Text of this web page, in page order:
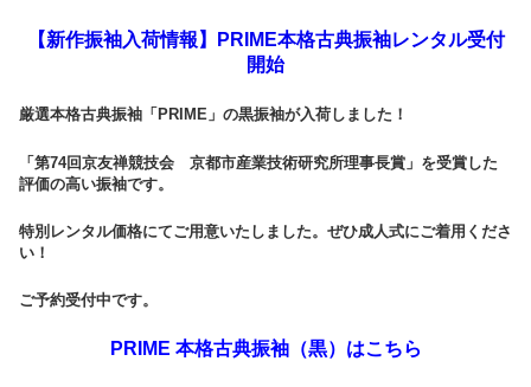
【新作振袖入荷情報】PRIME本格古典振袖レンタル受付
開始
厳選本格古典振袖「PRIME」の黒振袖が入荷しました！
「第74回京友禅競技会 京都市産業技術研究所理事長賞」を受賞した
評価の高い振袖です。
特別レンタル価格にてご用意いたしました。ぜひ成人式にご着用くださ
い！
ご予約受付中です。
PRIME 本格古典振袖（黒）はこちら